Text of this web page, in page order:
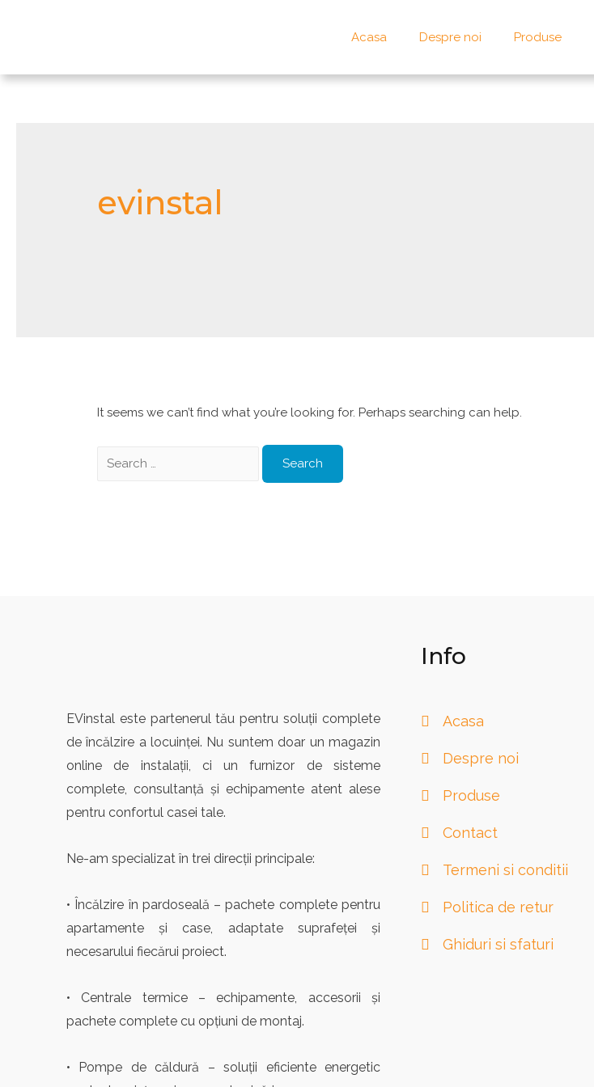
Acasa Despre noi Produse
evinstal
It seems we can’t find what you’re looking for. Perhaps searching can help.
EVinstal este partenerul tău pentru soluții complete
de încălzire a locuinței. Nu suntem doar un magazin
online de instalații, ci un furnizor de sisteme
complete, consultanță și echipamente atent alese
pentru confortul casei tale.
Ne-am specializat în trei direcții principale:
• Încălzire în pardoseală – pachete complete pentru
apartamente și case, adaptate suprafeței și
necesarului fiecărui proiect.
• Centrale termice – echipamente, accesorii și
pachete complete cu opțiuni de montaj.
• Pompe de căldură – soluții eficiente energetic
Info
Acasa
Despre noi
Produse
Contact
Termeni si conditii
Politica de retur
Ghiduri si sfaturi